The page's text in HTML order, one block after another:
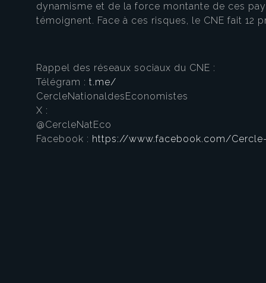
dynamisme et de la force montante de ces
témoignent. Face à ces risques, le CNE fait 12
Rappel des réseaux sociaux du CNE :
Télégram : t.me/
X :
Facebook : https://www.facebook.com/